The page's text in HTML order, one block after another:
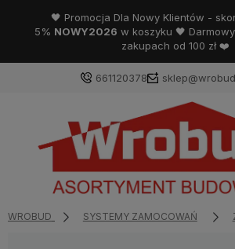
🖤 Promocja Dla Nowy Klientów -
5% NOWY2026 w koszyku 🖤
zakupach od 100 zł ❤️
661120378
WROBUD SYSTEMY ZAMOCOWAŃ